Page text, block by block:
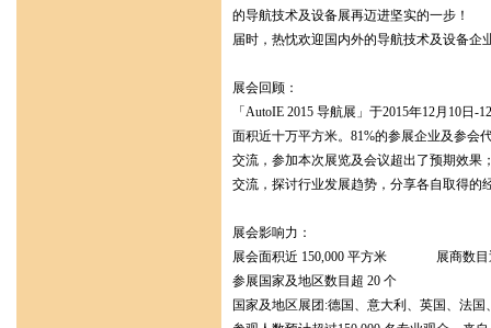
的导航技术及设备展再迈进坚实的一步！
届时，热忱欢迎国内外的导航技术及设备企
展会回顾：
「AutoIE 2015 导航展」于2015年12月10
面积近十万平方米。81%的参展企业及参会
交流，参加本次展览及会议超出了预期效果
交流，探讨行业发展趋势，分享各自取得的
展会影响力：
展会面积近 150,000 平方米 展商
参展国家及地区数目超 20 个
国家及地区展团:德国、意大利、英国、法